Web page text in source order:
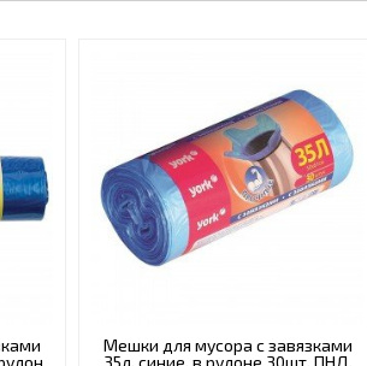
Мешки для мусора с завязками
35л, синие, в рулоне 30шт, ПНД,